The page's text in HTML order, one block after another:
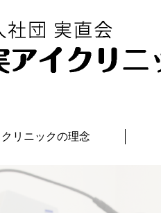
クリニックの理念